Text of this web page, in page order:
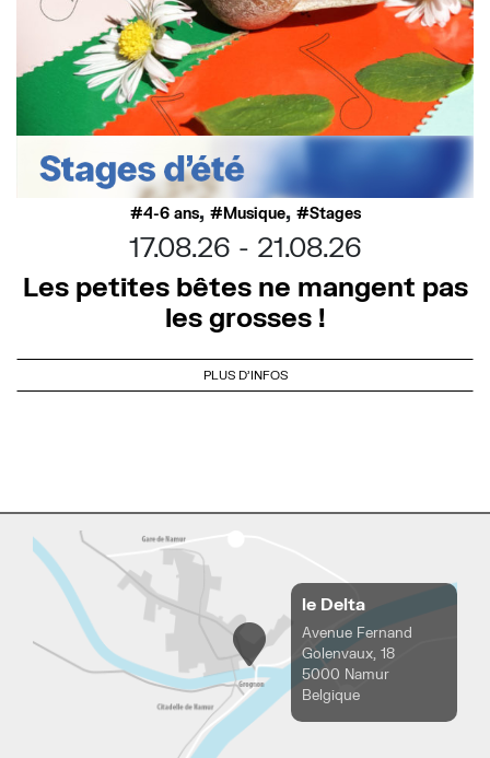
4-6 ans, Musique, Stages
17.08.26
21.08.26
Les petites bêtes ne mangent pas
les grosses !
PLUS D'INFOS
le Delta
Avenue Fernand
Golenvaux, 18
5000 Namur
Belgique